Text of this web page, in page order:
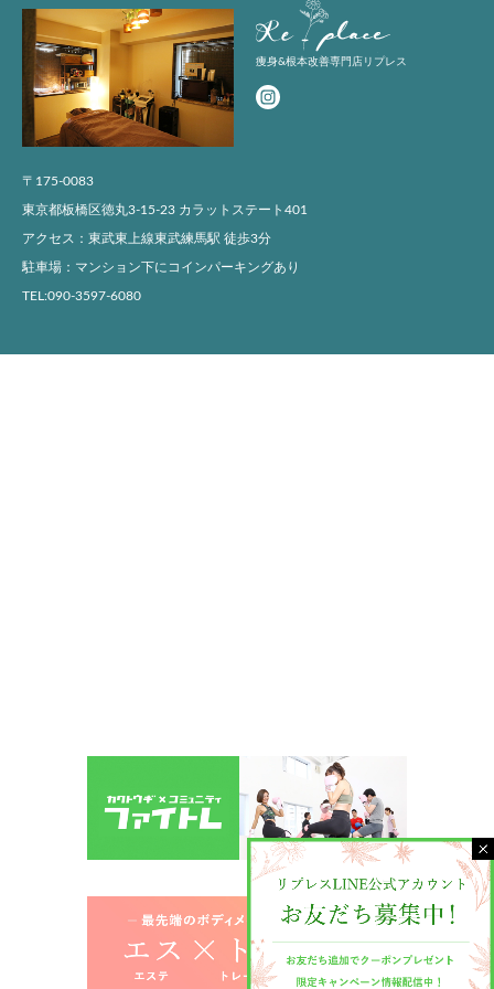
痩身&根本改善専門店リプレス
〒175-0083
東京都板橋区徳丸3-15-23 カラットステート401
アクセス：東武東上線東武練馬駅 徒歩3分
駐車場：マンション下にコインパーキングあり
TEL:090-3597-6080